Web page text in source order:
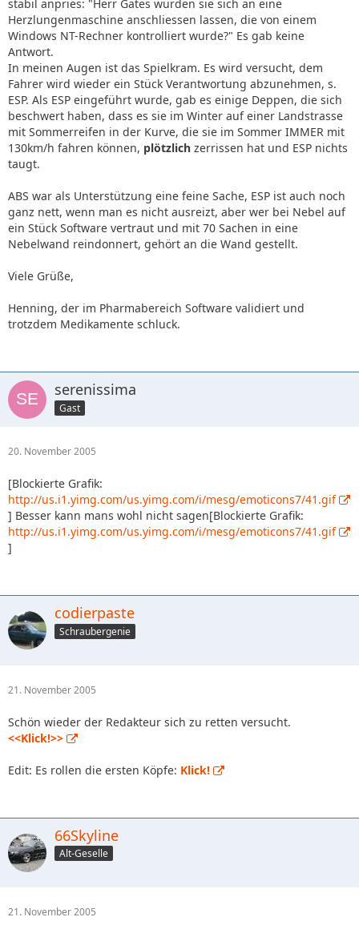
stabil anpries: "Herr Gates würden sie sich an eine
Herzlungenmaschine anschliessen lassen, die von einem
Windows NT-Rechner kontrolliert wurde?" Es gab keine
Antwort.
In meinen Augen ist das Spielkram. Es wird versucht, dem
Fahrer wird wieder ein Stück Verantwortung abzunehmen, s.
ESP. Als ESP eingeführt wurde, gab es einige Deppen, die sich
beschwert haben, dass es sie im Winter auf einer Landstrasse
mit Sommerreifen in der Kurve, die sie im Sommer IMMER mit
130km/h fahren können, plötzlich zerrissen hat und ESP nichts
taugt.
ABS war als Unterstützung eine feine Sache, ESP ist auch noch
ganz nett, wenn man es nicht ausreizt, aber wer bei Nebel auf
ein Stück Software vertraut und mit 70 Sachen in eine
Nebelwand reindonnert, gehört an die Wand gestellt.
Viele Grüße,
Henning, der im Pharmabereich Software validiert und
trotzdem Medikamente schluck.
serenissima
Gast
20. November 2005
[Blockierte Grafik:
http://us.i1.yimg.com/us.yimg.com/i/mesg/emoticons7/41.gif
] Besser kann mans wohl nicht sagen[Blockierte Grafik:
http://us.i1.yimg.com/us.yimg.com/i/mesg/emoticons7/41.gif
]
codierpaste
Schraubergenie
21. November 2005
Schön wieder der Redakteur sich zu retten versucht.
<<Klick!>>
Edit: Es rollen die ersten Köpfe: Klick!
66Skyline
Alt-Geselle
21. November 2005